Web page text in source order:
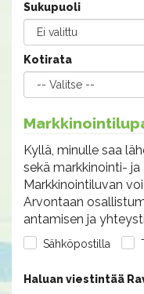
Sukupuoli
Kotirata
Kyllä, minulle saa
sekä markkinointi- ja
Markkinointiluvan
Arvontaan
antamisen ja
Sähköpostilla
Haluan viestintää